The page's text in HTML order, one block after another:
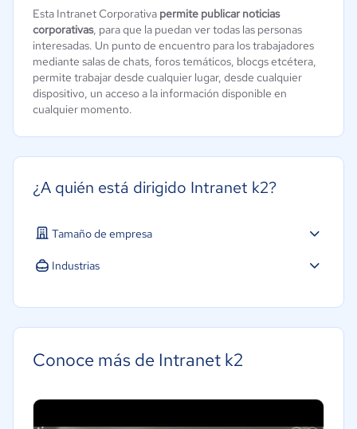
Esta Intranet Corporativa permite publicar noticias
corporativas, para que la puedan ver todas las personas
interesadas. Un punto de encuentro para los trabajadores
mediante salas de chats, foros temáticos, blocgs etcétera,
permite trabajar desde cualquier lugar, desde cualquier
dispositivo, un acceso a la información disponible en
cualquier momento.
¿A quién está dirigido Intranet k2?
Tamaño de empresa
Industrias
Conoce más de Intranet k2